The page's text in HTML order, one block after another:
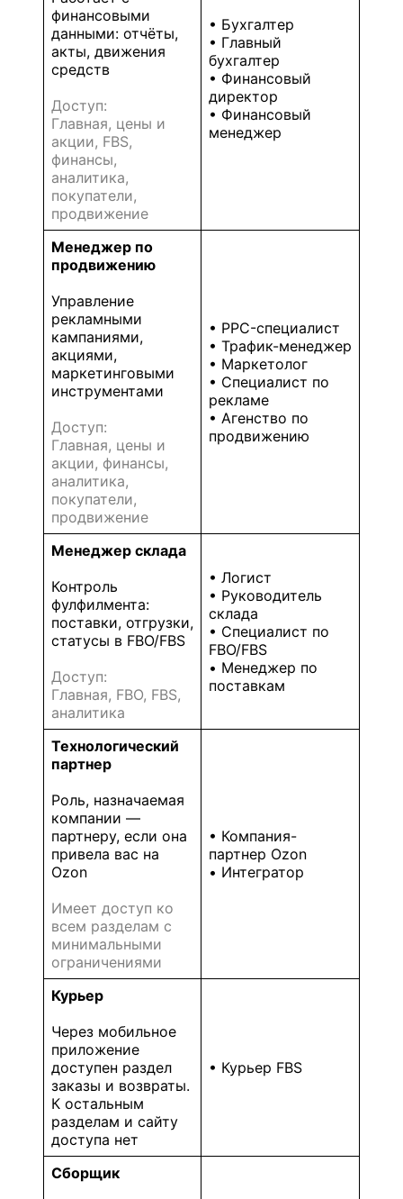
финансовыми
данными: отчёты,
акты, движения
средств
Доступ:
Главная, цены и
акции, FBS,
финансы,
аналитика,
покупатели,
продвижение
• Бухгалтер
• Главный
бухгалтер
• Финансовый
директор
• Финансовый
менеджер
Менеджер по
продвижению
Управление
рекламными
кампаниями,
акциями,
маркетинговыми
инструментами
Доступ:
Главная, цены и
акции, финансы,
аналитика,
покупатели,
продвижение
• PPC-специалист
• Трафик-менеджер
• Маркетолог
• Специалист по
рекламе
• Агенство по
продвижению
Менеджер склада
Контроль
фулфилмента:
поставки, отгрузки,
статусы в FBO/FBS
Доступ:
Главная, FBO, FBS,
аналитика
• Логист
• Руководитель
склада
• Специалист по
FBO/FBS
• Менеджер по
поставкам
Технологический
партнер
Роль, назначаемая
компании —
партнеру, если она
привела вас на
Ozon
Имеет доступ ко
всем разделам с
минимальными
ограничениями
• Компания-
партнер Ozon
• Интегратор
Курьер
Через мобильное
приложение
доступен раздел
заказы и возвраты.
К остальным
разделам и сайту
доступа нет
• Курьер FBS
Сборщик